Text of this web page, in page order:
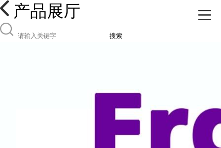
产品展厅
搜索